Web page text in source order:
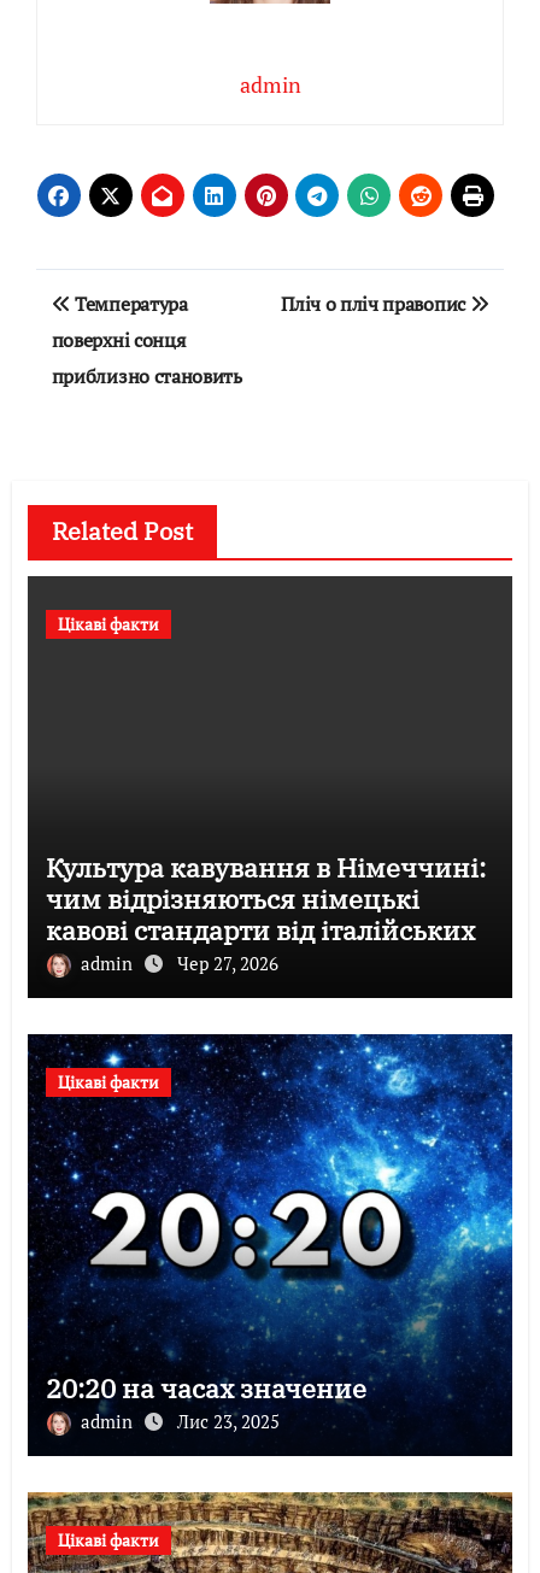
admin
Навігація
записів
Температура
поверхні сонця
приблизно становить
Пліч о пліч правопис
Related Post
Цікаві факти
Культура кавування в Німеччині:
чим відрізняються німецькі
кавові стандарти від італійських
admin Чер 27, 2026
Цікаві факти
20:20 на часах значение
admin Лис 23, 2025
Цікаві факти